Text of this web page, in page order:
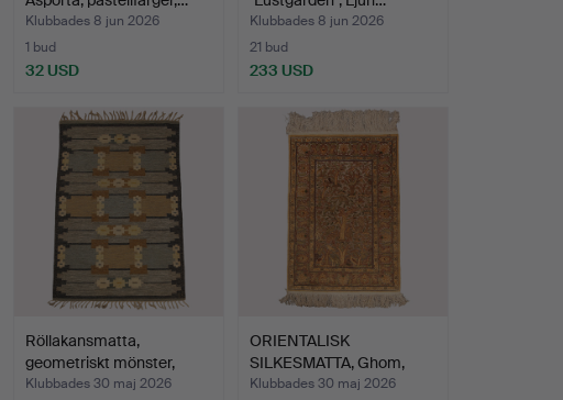
Klubbades 8 jun 2026
1 bud
32 USD
Klubbades 8 jun 2026
21 bud
233 USD
Röllakansmatta,
geometriskt mönster,
signe…
Klubbades 30 maj 2026
ORIENTALISK
SILKESMATTA, Ghom,
figuralt mo…
Klubbades 30 maj 2026